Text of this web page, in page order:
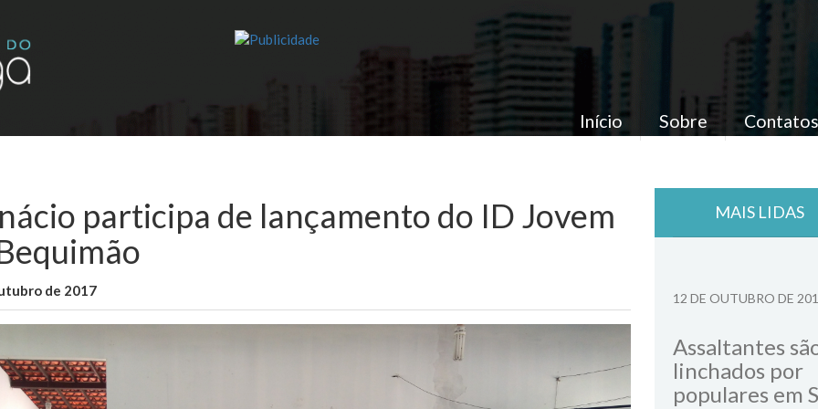
Início Sobre Contatos
participa de lançamento do ID Jovem
de 2017
MAIS LIDAS
12 DE OUTUBRO DE
Assaltantes
linchados por
populares em